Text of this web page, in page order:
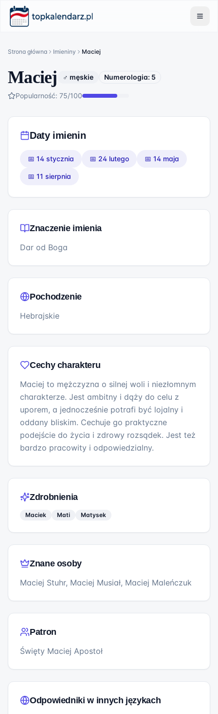
Strona główna Imieniny Maciej
Maciej ♂ męskie Numerologia: 5
Popularność: 75/100
Daty imienin
📅 14 stycznia 📅 24 lutego 📅 14 maja
📅 11 sierpnia
Znaczenie imienia
Dar od Boga
Pochodzenie
Hebrajskie
Cechy charakteru
Maciej to mężczyzna o silnej woli i niezłomnym
charakterze. Jest ambitny i dąży do celu z
uporem, a jednocześnie potrafi być lojalny i
oddany bliskim. Cechuje go praktyczne
podejście do życia i zdrowy rozsądek. Jest też
bardzo pracowity i odpowiedzialny.
Zdrobnienia
Maciek Mati Matysek
Znane osoby
Maciej Stuhr, Maciej Musiał, Maciej Maleńczuk
Patron
Święty Maciej Apostoł
Odpowiedniki w innych językach